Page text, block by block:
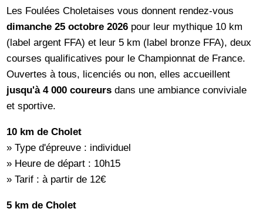
Les Foulées Choletaises vous donnent rendez-vous
dimanche 25 octobre 2026 pour leur mythique 10 km
(label argent FFA) et leur 5 km (label bronze FFA), deux
courses qualificatives pour le Championnat de France.
Ouvertes à tous, licenciés ou non, elles accueillent
jusqu'à 4 000 coureurs dans une ambiance conviviale
et sportive.
10 km de Cholet
» Type d'épreuve : individuel
» Heure de départ : 10h15
» Tarif : à partir de 12€
5 km de Cholet